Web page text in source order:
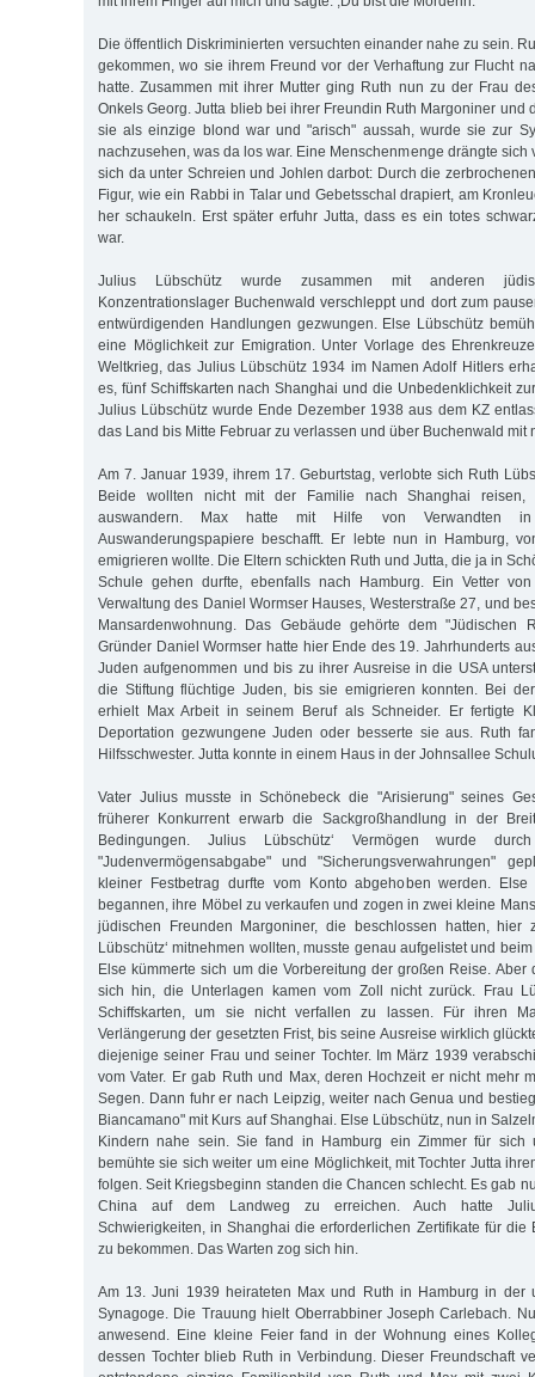
Die öffentlich Diskriminierten versuchten einander nahe zu sein.
gekommen, wo sie ihrem Freund vor der Verhaftung zur Flucht
hatte. Zusammen mit ihrer Mutter ging Ruth nun zu der Frau
Onkels Georg. Jutta blieb bei ihrer Freundin Ruth Margoniner und
sie als einzige blond war und "arisch" aussah, wurde sie zur
nachzusehen, was da los war. Eine Menschenmenge drängte sich
sich da unter Schreien und Johlen darbot: Durch die
Figur, wie ein Rabbi in Talar und Gebetsschal drapiert, am
her schaukeln. Erst später erfuhr Jutta, dass es ein totes
war.
Julius Lübschütz wurde zusammen mit anderen
Konzentrationslager Buchenwald verschleppt und dort zum
entwürdigenden Handlungen gezwungen. Else Lübschütz
eine Möglichkeit zur Emigration. Unter Vorlage des
Weltkrieg, das Julius Lübschütz 1934 im Namen Adolf Hitlers
es, fünf Schiffskarten nach Shanghai und die Unbedenklichkeit
Julius Lübschütz wurde Ende Dezember 1938 aus dem KZ
das Land bis Mitte Februar zu verlassen und über Buchenwald mit
Am 7. Januar 1939, ihrem 17. Geburtstag, verlobte sich Ruth
Beide wollten nicht mit der Familie nach Shanghai
auswandern. Max hatte mit Hilfe von Verwandten
Auswanderungspapiere beschafft. Er lebte nun in Hamburg,
emigrieren wollte. Die Eltern schickten Ruth und Jutta, die ja in
Schule gehen durfte, ebenfalls nach Hamburg. Ein Vetter
Verwaltung des Daniel Wormser Hauses, Westerstraße 27, und
Mansardenwohnung. Das Gebäude gehörte dem "Jüdischen
Gründer Daniel Wormser hatte hier Ende des 19. Jahrhunderts
Juden aufgenommen und bis zu ihrer Ausreise in die USA
die Stiftung flüchtige Juden, bis sie emigrieren konnten. Bei
erhielt Max Arbeit in seinem Beruf als Schneider. Er fertigte
Deportation gezwungene Juden oder besserte sie aus. Ruth
Hilfsschwester. Jutta konnte in einem Haus in der Johnsallee
Vater Julius musste in Schönebeck die "Arisierung" seines
früherer Konkurrent erwarb die Sackgroßhandlung in der
Bedingungen. Julius Lübschütz‘ Vermögen wurde durch
"Judenvermögensabgabe" und "Sicherungsverwahrungen"
kleiner Festbetrag durfte vom Konto abgehoben werden.
begannen, ihre Möbel zu verkaufen und zogen in zwei kleine
jüdischen Freunden Margoniner, die beschlossen hatten, hier
Lübschütz‘ mitnehmen wollten, musste genau aufgelistet und
Else kümmerte sich um die Vorbereitung der großen Reise. Aber
sich hin, die Unterlagen kamen vom Zoll nicht zurück. Frau
Schiffskarten, um sie nicht verfallen zu lassen. Für ihren
Verlängerung der gesetzten Frist, bis seine Ausreise wirklich
diejenige seiner Frau und seiner Tochter. Im März 1939
vom Vater. Er gab Ruth und Max, deren Hochzeit er nicht mehr
Segen. Dann fuhr er nach Leipzig, weiter nach Genua und
Biancamano" mit Kurs auf Shanghai. Else Lübschütz, nun in
Kindern nahe sein. Sie fand in Hamburg ein Zimmer für sich
bemühte sie sich weiter um eine Möglichkeit, mit Tochter Jutta
folgen. Seit Kriegsbeginn standen die Chancen schlecht. Es gab
China auf dem Landweg zu erreichen. Auch hatte
Schwierigkeiten, in Shanghai die erforderlichen Zertifikate für die
zu bekommen. Das Warten zog sich hin.
Am 13. Juni 1939 heirateten Max und Ruth in Hamburg in der
Synagoge. Die Trauung hielt Oberrabbiner Joseph Carlebach.
anwesend. Eine kleine Feier fand in der Wohnung eines
dessen Tochter blieb Ruth in Verbindung. Dieser Freundschaft